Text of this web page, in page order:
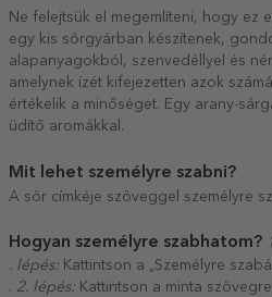
Ne felejtsük el megemlíteni, hogy ez
egy kis sörgyárban készítenek,
alapanyagokból, szenvedéllyel és
amelynek ízét kifejezetten azok
értékelik a minőséget. Egy arany-
üdítő aromákkal.
Mit lehet személyre szabni?
A sör címkéje szöveggel személyre
Hogyan személyre szabhatom?
. lépés: Kattintson a „Személyre
. 2. lépés: Kattintson a minta